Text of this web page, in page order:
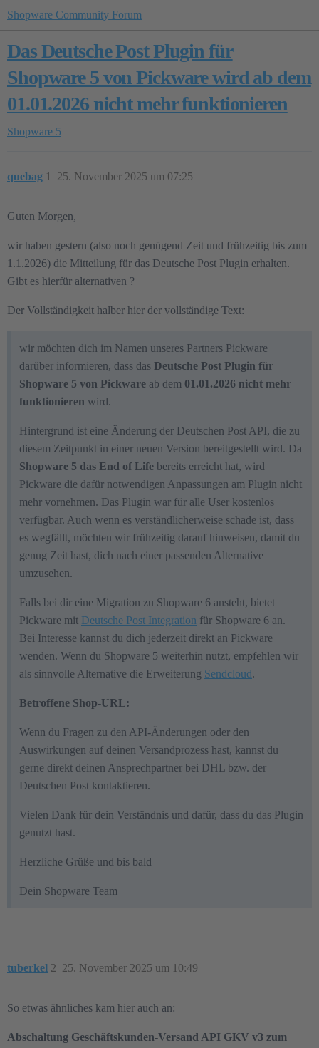
Shopware Community Forum
Das Deutsche Post Plugin für
Shopware 5 von Pickware wird ab dem
01.01.2026 nicht mehr funktionieren
Shopware 5
quebag 25. November 2025 um 07:25
1
Guten Morgen,
wir haben gestern (also noch genügend Zeit und frühzeitig bis zum
1.1.2026) die Mitteilung für das Deutsche Post Plugin erhalten.
Gibt es hierfür alternativen ?
Der Vollständigkeit halber hier der vollständige Text:
wir möchten dich im Namen unseres Partners Pickware
darüber informieren, dass das Deutsche Post Plugin für
Shopware 5 von Pickware ab dem 01.01.2026 nicht mehr
funktionieren wird.
Hintergrund ist eine Änderung der Deutschen Post API, die zu
diesem Zeitpunkt in einer neuen Version bereitgestellt wird. Da
Shopware 5 das End of Life bereits erreicht hat, wird
Pickware die dafür notwendigen Anpassungen am Plugin nicht
mehr vornehmen. Das Plugin war für alle User kostenlos
verfügbar. Auch wenn es verständlicherweise schade ist, dass
es wegfällt, möchten wir frühzeitig darauf hinweisen, damit du
genug Zeit hast, dich nach einer passenden Alternative
umzusehen.
Falls bei dir eine Migration zu Shopware 6 ansteht, bietet
Pickware mit Deutsche Post Integration für Shopware 6 an.
Bei Interesse kannst du dich jederzeit direkt an Pickware
wenden. Wenn du Shopware 5 weiterhin nutzt, empfehlen wir
als sinnvolle Alternative die Erweiterung Sendcloud.
Betroffene Shop-URL:
Wenn du Fragen zu den API-Änderungen oder den
Auswirkungen auf deinen Versandprozess hast, kannst du
gerne direkt deinen Ansprechpartner bei DHL bzw. der
Deutschen Post kontaktieren.
Vielen Dank für dein Verständnis und dafür, dass du das Plugin
genutzt hast.
Herzliche Grüße und bis bald
Dein Shopware Team
tuberkel 25. November 2025 um 10:49
2
So etwas ähnliches kam hier auch an:
Abschaltung Geschäftskunden-Versand API GKV v3 zum